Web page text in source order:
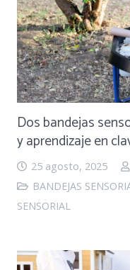
Dos bandejas
y aprendizaje en
25 agosto, 2025
BANDEJAS
SENSORIAL